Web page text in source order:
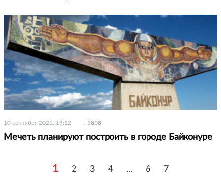
10 сентября 2021, 19:52 3808
Мечеть планируют построить в городе Байконуре
1 2 3 4 ... 6 7